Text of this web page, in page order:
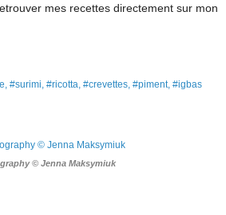
mes recettes directement sur mon
#surimi, #ricotta, #crevettes, #piment, #igbas
© Jenna Maksymiuk